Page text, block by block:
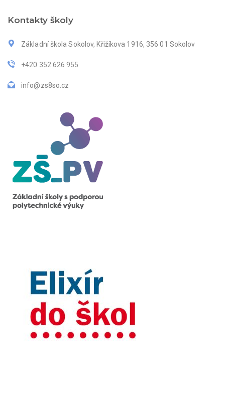
Kontakty školy
Základní škola Sokolov, Křižíkova 1916, 356 01 Sokolov
+420 352 626 955
info@zs8so.cz